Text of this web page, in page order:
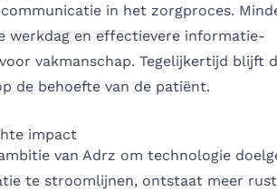
in het zorgproces.
werkdag en effectievere informatie-
vakmanschap. Tegelijkertijd blijft
de behoefte van de patiënt.
impact
van Adrz om technologie
te stroomlijnen, ontstaat meer